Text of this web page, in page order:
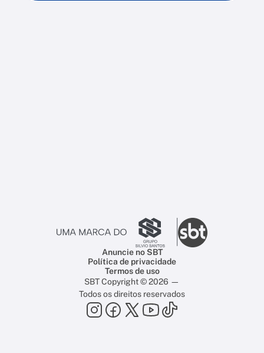
Anuncie no SBT
Política de privacidade
Termos de uso
SBT Copyright © 2026 —
Todos os direitos reservados